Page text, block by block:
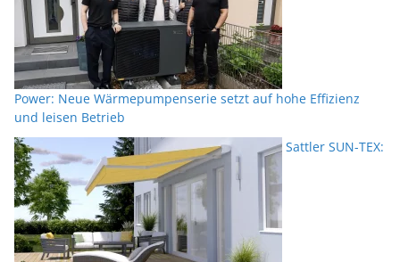
Power: Neue Wärmepumpenserie setzt auf hohe Effizienz
und leisen Betrieb
Sattler SUN-TEX: